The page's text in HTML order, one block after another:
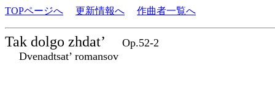
TOPページへ 更新情報へ 作曲者一覧へ
Tak dolgo zhdat’
Op.52-2
Dvenadtsat’ romansov